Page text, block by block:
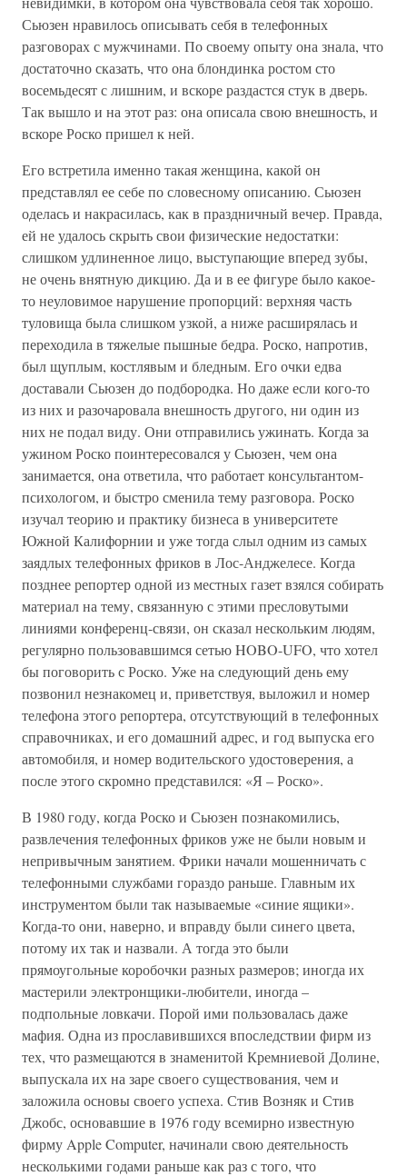
Сьюзен нравилось описывать себя в телефонных
разговорах с мужчинами. По своему опыту она знала, что
достаточно сказать, что она блондинка ростом сто
восемьдесят с лишним, и вскоре раздастся стук в дверь.
Так вышло и на этот раз: она описала свою внешность, и
вскоре Роско пришел к ней.
Его встретила именно такая женщина, какой он
представлял ее себе по словесному описанию. Сьюзен
оделась и накрасилась, как в праздничный вечер. Правда,
ей не удалось скрыть свои физические недостатки:
слишком удлиненное лицо, выступающие вперед зубы,
не очень внятную дикцию. Да и в ее фигуре было какое-
то неуловимое нарушение пропорций: верхняя часть
туловища была слишком узкой, а ниже расширялась и
переходила в тяжелые пышные бедра. Роско, напротив,
был щуплым, костлявым и бледным. Его очки едва
доставали Сьюзен до подбородка. Но даже если кого-то
из них и разочаровала внешность другого, ни один из
них не подал виду. Они отправились ужинать. Когда за
ужином Роско поинтересовался у Сьюзен, чем она
занимается, она ответила, что работает консультантом-
психологом, и быстро сменила тему разговора. Роско
изучал теорию и практику бизнеса в университете
Южной Калифорнии и уже тогда слыл одним из самых
заядлых телефонных фриков в Лос-Анджелесе. Когда
позднее репортер одной из местных газет взялся собирать
материал на тему, связанную с этими пресловутыми
линиями конференц-связи, он сказал нескольким людям,
регулярно пользовавшимся сетью HOBO-UFO, что хотел
бы поговорить с Роско. Уже на следующий день ему
позвонил незнакомец и, приветствуя, выложил и номер
телефона этого репортера, отсутствующий в телефонных
справочниках, и его домашний адрес, и год выпуска его
автомобиля, и номер водительского удостоверения, а
после этого скромно представился: «Я – Роско».
В 1980 году, когда Роско и Сьюзен познакомились,
развлечения телефонных фриков уже не были новым и
непривычным занятием. Фрики начали мошенничать с
телефонными службами гораздо раньше. Главным их
инструментом были так называемые «синие ящики».
Когда-то они, наверно, и вправду были синего цвета,
потому их так и назвали. А тогда это были
прямоугольные коробочки разных размеров; иногда их
мастерили электронщики-любители, иногда –
подпольные ловкачи. Порой ими пользовалась даже
мафия. Одна из прославившихся впоследствии фирм из
тех, что размещаются в знаменитой Кремниевой Долине,
выпускала их на заре своего существования, чем и
заложила основы своего успеха. Стив Возняк и Стив
Джобс, основавшие в 1976 году всемирно известную
фирму Apple Computer, начинали свою деятельность
несколькими годами раньше как раз с того, что